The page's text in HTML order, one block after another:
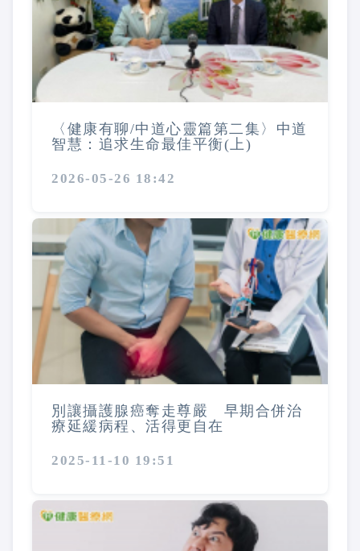
〈健康有聊/中道心靈篇第二集〉中道
智慧：追求生命最佳平衡(上)
2026-05-26 18:42
別讓攝護腺癌奪走尊嚴 早期合併治
療延緩病程、活得更自在
2025-11-10 19:51